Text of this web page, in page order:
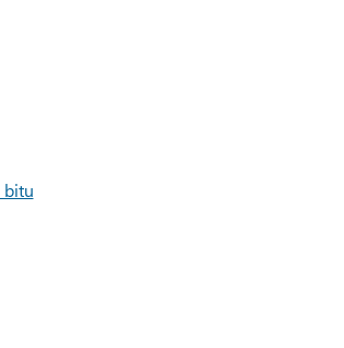
bitu